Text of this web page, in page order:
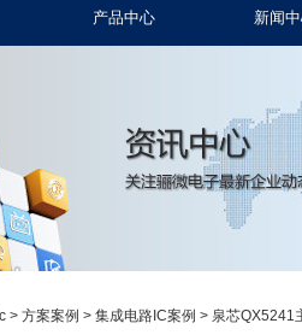
产品中心 新闻
> 方案案例 > 集成电路IC案例 > 泉芯QX5241